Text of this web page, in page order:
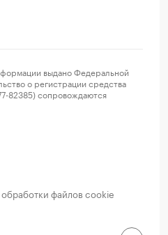
выдано Федеральной
о регистрации средства
82385) сопровождаются
файлов cookie